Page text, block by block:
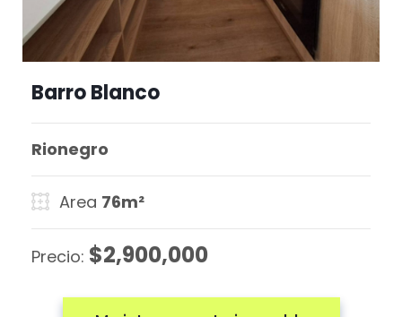
Barro Blanco
Rionegro
Area 76m²
Precio: $2,900,000